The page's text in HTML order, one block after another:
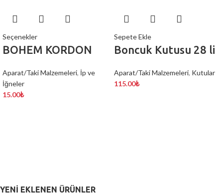
Seçenekler
BOHEM KORDON
Aparat/Taki Malzemeleri, İp ve
İğneler
15.00₺
Sepete Ekle
Boncuk Kutusu 28 li
Aparat/Taki Malzemeleri, Kutular
115.00₺
YENI EKLENEN ÜRÜNLER